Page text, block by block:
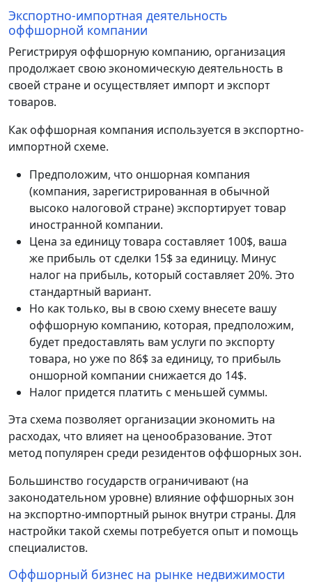
Экспортно-импортная деятельность
оффшорной компании
Регистрируя оффшорную компанию, организация
продолжает свою экономическую деятельность в
своей стране и осуществляет импорт и экспорт
товаров.
Как оффшорная компания используется в экспортно-
импортной схеме.
Предположим, что оншорная компания
(компания, зарегистрированная в обычной
высоко налоговой стране) экспортирует товар
иностранной компании.
Цена за единицу товара составляет 100$, ваша
же прибыль от сделки 15$ за единицу. Минус
налог на прибыль, который составляет 20%. Это
стандартный вариант.
Но как только, вы в свою схему внесете вашу
оффшорную компанию, которая, предположим,
будет предоставлять вам услуги по экспорту
товара, но уже по 86$ за единицу, то прибыль
оншорной компании снижается до 14$.
Налог придется платить с меньшей суммы.
Эта схема позволяет организации экономить на
расходах, что влияет на ценообразование. Этот
метод популярен среди резидентов оффшорных зон.
Большинство государств ограничивают (на
законодательном уровне) влияние оффшорных зон
на экспортно-импортный рынок внутри страны. Для
настройки такой схемы потребуется опыт и помощь
специалистов.
Оффшорный бизнес на рынке недвижимости